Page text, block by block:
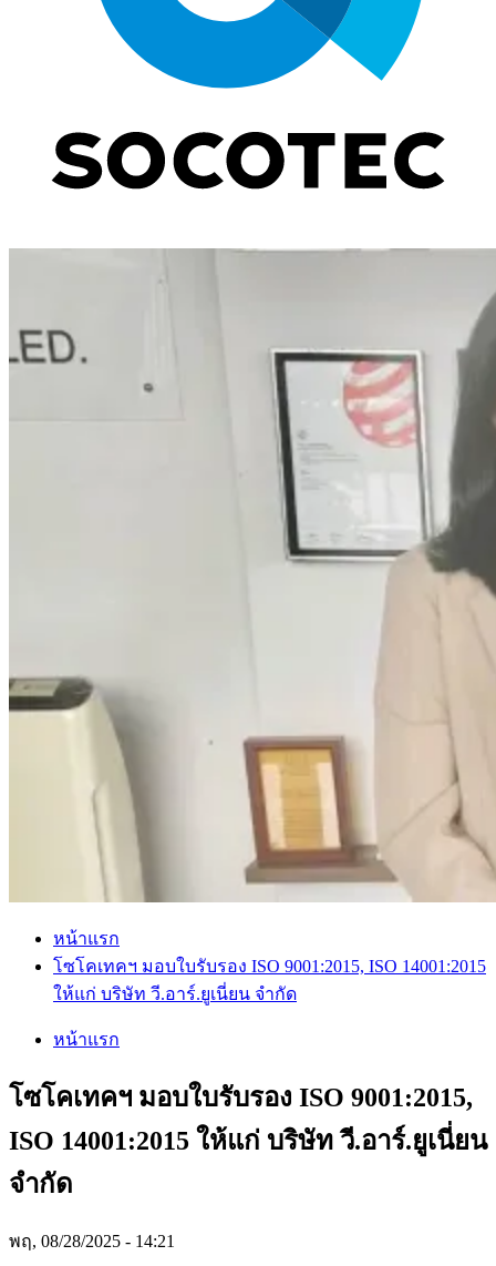
หน้าแรก
โซโคเทคฯ มอบใบรับรอง ISO 9001:2015, ISO 14001:2015
ให้แก่ บริษัท วี.อาร์.ยูเนี่ยน จำกัด
หน้าแรก
โซโคเทคฯ มอบใบรับรอง ISO 9001:2015,
ISO 14001:2015 ให้แก่ บริษัท วี.อาร์.ยูเนี่ยน
จำกัด
พฤ, 08/28/2025 - 14:21